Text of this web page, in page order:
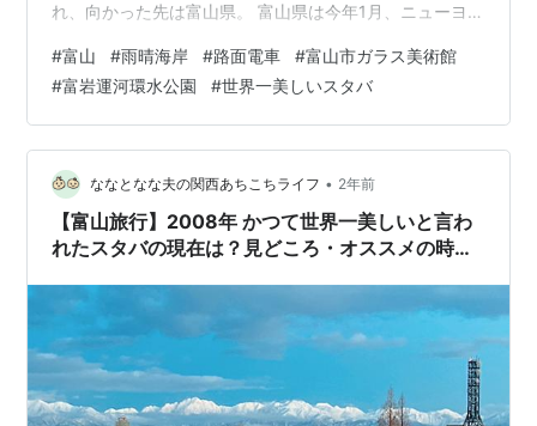
れ、向かった先は富山県。 富山県は今年1月、ニューヨー
選ばれたそうです。 まず私たちは金沢駅からIRいしかわ
鉄道に 乗りました。 金沢駅で売っているおむすびは す
っかりお気に入りのお店😄 今回は白えびかき揚げのもの
を 電車でいただきました🙏 電車から遠くに見える雪化粧
をした 山々の眺め。 そしてまず到着したところは高岡
駅。 …
#富山 #雨晴海岸 #路面電車 #富山市ガラス美術館
#富岩運河環水公園 #世界一美しいスタバ
ななとなな夫の関西あちこちライフ • 2年前
【富山旅行】2008年 かつて世界一美しいと言わ
れたスタバの現在は？見どころ・オススメの時間